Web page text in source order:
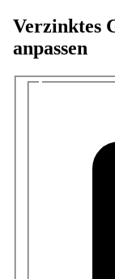
Verzinktes
anpassen